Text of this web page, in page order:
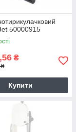
50000915
₴
₴
Купити